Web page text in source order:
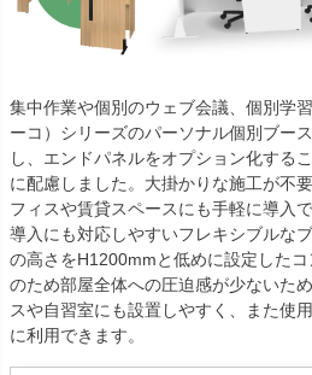
集中作業や個別のウェブ会議、個別学
ーコ）シリーズのパーソナル個別ブー
し、エンドパネルをオプション化する
に配慮しました。大掛かりな施工が不
フィスや賃貸スペースにも手軽に導入
導入にも対応しやすいフレキシブルな
の高さをH1200mmと低めに設定した
のため部屋全体への圧迫感が少ないた
スや自習室にも設置しやすく、また使
に利用できます。